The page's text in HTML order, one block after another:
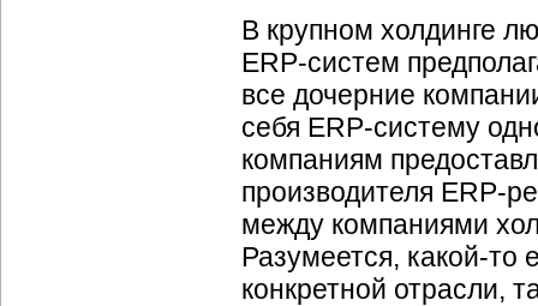
В крупном холдинге
ERP-систем
все дочерние
себя ERP-систему
компаниям
производителя ERP-
между компаниями
Разумеется, какой-то
конкретной отрасли,